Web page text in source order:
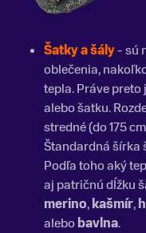
Šatky a šály- sú
oblečenia,
tepla. Práve
alebo šatku.
stredné (do 175
Štandardná šírka
Podľa toho aký
aj patričnú dĺžku
merino,kašmír,
alebo bavlna.